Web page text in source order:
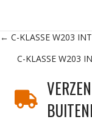
Posts
navigation
← C-KLASSE W203
C-KLASSE W203